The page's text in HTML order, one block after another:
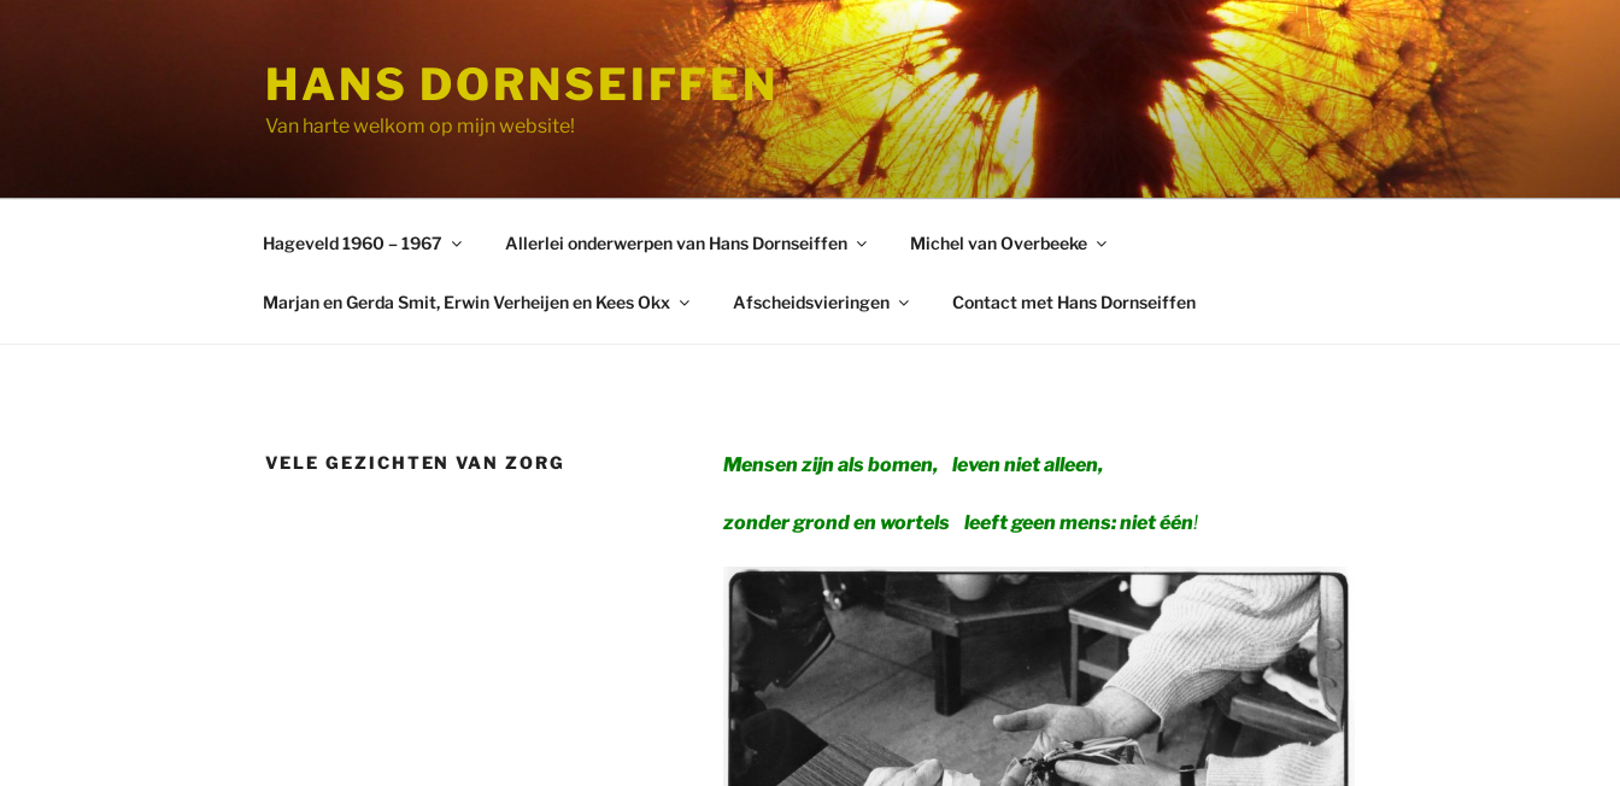
HANS DORNSEIFFEN
Van harte welkom op mijn website!
Hageveld 1960 – 1967 Allerlei onderwerpen van Hans Dornseiffen Michel van Overbeeke
Marjan en Gerda Smit, Erwin Verheijen en Kees Okx Afscheidsvieringen Contact met Hans Dornseiffen
VELE GEZICHTEN VAN ZORG Mensen zijn als bomen, leven niet alleen,
zonder grond en wortels leeft geen mens: niet één!